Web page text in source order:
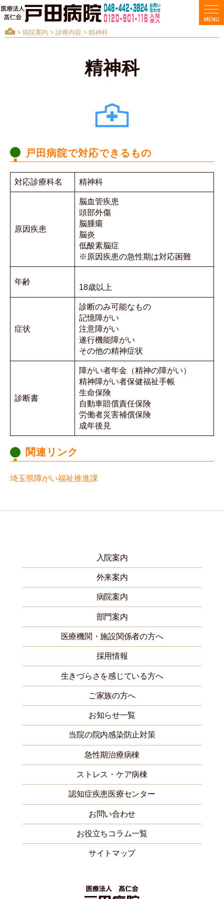
>病院案内 >診療内容 > 精神科
精神科
戸田病院で対応できるもの
対応診療科名 精神科
原因疾患
脳血管疾患
頭部外傷
脳腫瘍
脳炎
低酸素脳症
※原因疾患の急性期は対応困難
年齢
18歳以上
症状
診断のみ可能なもの
記憶障がい
注意障がい
遂行機能障がい
その他の精神症状
診断書
障がい者年金（精神の障がい）
精神障がい者保健福祉手帳
生命保険
自動車賠償責任保険
労働者災害補償保険
成年後見
関連リンク
埼玉県障がい福祉推進課
入院案内
外来案内
病院案内
部門案内
医療機関・施設関係者の方へ
採用情報
生きづらさを感じている方へ
ご家族の方へ
お知らせ一覧
当院の院内感染防止対策
急性期治療病棟
ストレス・ケア病棟
認知症疾患医療センター
お問い合わせ
お役立ちコラム一覧
サイトマップ